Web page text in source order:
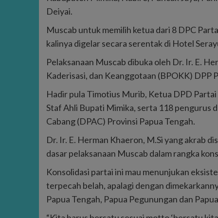
Deiyai.
Muscab untuk memilih ketua dari 8 DPC
kalinya digelar secara serentak di Hotel
Pelaksanaan Muscab dibuka oleh Dr. Ir. E.
Kaderisasi, dan Keanggotaan (BPOKK)
Hadir pula Timotius Murib, Ketua DPD
Staf Ahli Bupati Mimika, serta 118 pengurus
Cabang (DPAC) Provinsi Papua Tengah.
Dr. Ir. E. Herman Khaeron, M.Si yang akrab
dasar pelaksanaan Muscab dalam rangka
Konsolidasi partai ini mau menunjukan
terpecah belah, apalagi dengan
Papua Tengah, Papua Pegunungan dan